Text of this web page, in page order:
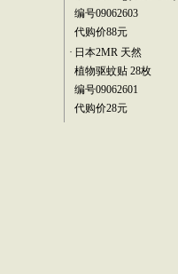
编号09062603
代购价88元
· 日本2MR 天然
植物驱蚊贴 28枚
编号09062601
代购价28元